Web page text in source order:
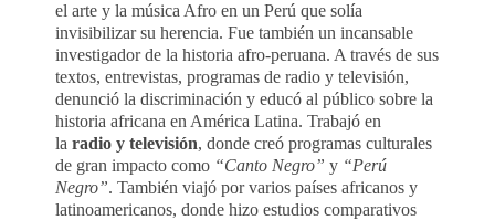
el arte y la música Afro en un Perú que solía
invisibilizar su herencia. Fue también un incansable
investigador de la historia afro-peruana. A través de sus
textos, entrevistas, programas de radio y televisión,
denunció la discriminación y educó al público sobre la
historia africana en América Latina. Trabajó en
la radio y televisión, donde creó programas culturales
de gran impacto como “Canto Negro” y “Perú
Negro”. También viajó por varios países africanos y
latinoamericanos, donde hizo estudios comparativos